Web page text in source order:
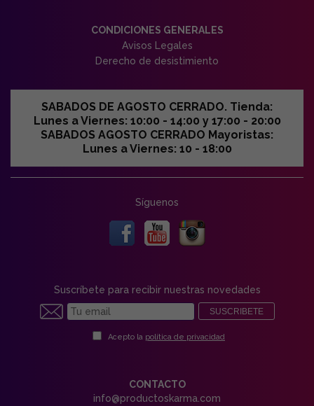
CONDICIONES GENERALES
Avisos Legales
Derecho de desistimiento
SABADOS DE AGOSTO CERRADO. Tienda:
Lunes a Viernes: 10:00 - 14:00 y 17:00 - 20:00
SABADOS AGOSTO CERRADO Mayoristas:
Lunes a Viernes: 10 - 18:00
Síguenos
Suscríbete para recibir nuestras novedades
SUSCRIBETE
Acepto la política de privacidad
CONTACTO
info@productoskarma.com